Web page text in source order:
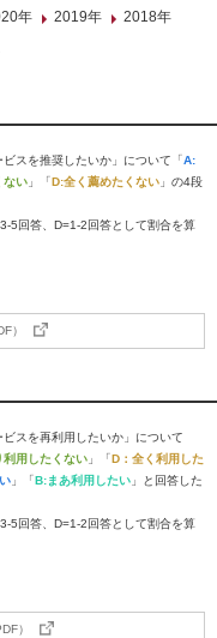
年 2019年
2018年
スを推奨したいか」について「A:
ない 」「D:全く薦めたくない 」の4段
5回答、D=1-2回答として割合を算
）
スを再利用したいか」について
利用したくない 」「D：全く利用した
」「B:まあ利用したい 」と回答した
5回答、D=1-2回答として割合を算
）